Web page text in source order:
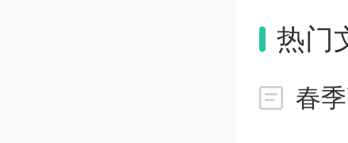
统考成
优录取
热门
春